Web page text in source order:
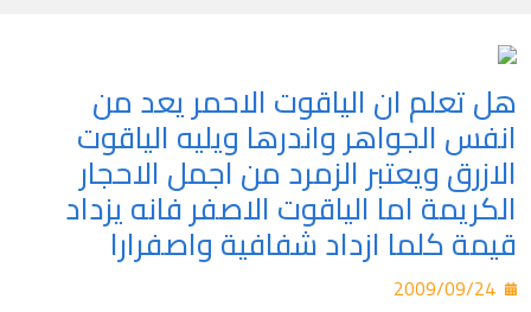
هل تعلم ان الياقوت الاحمر يعد من
انفس الجواهر واندرها ويليه الياقوت
الازرق ويعتبر الزمرد من اجمل الاحجار
الكريمة اما الياقوت الاصفر فانه يزداد
قيمة كلما ازداد شفافية واصفرارا